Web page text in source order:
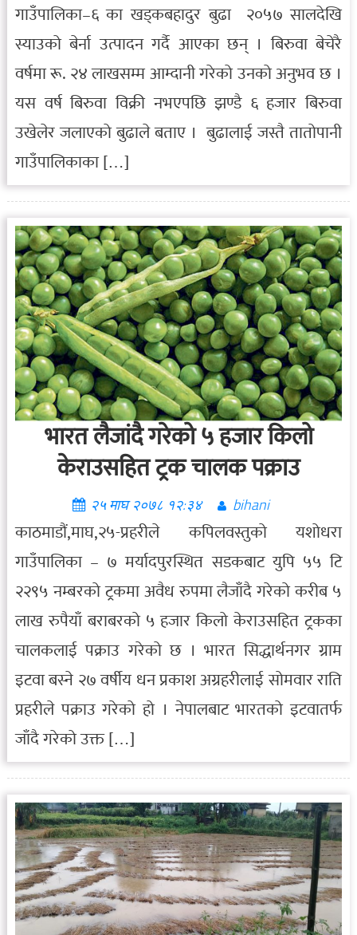
गाउँपालिका–६ का खड्कबहादुर बुढा २०५७ सालदेखि
स्याउको बेर्ना उत्पादन गर्दै आएका छन् । बिरुवा बेचेरै
वर्षमा रू. २४ लाखसम्म आम्दानी गरेको उनको अनुभव छ ।
यस वर्ष बिरुवा विक्री नभएपछि झण्डै ६ हजार बिरुवा
उखेलेर जलाएको बुढाले बताए । बुढालाई जस्तै तातोपानी
गाउँपालिकाका […]
भारत लैजांदै गरेको ५ हजार किलो
केराउसहित ट्रक चालक पक्राउ
२५ माघ २०७८ १२:३४ bihani
काठमाडौं,माघ,२५-प्रहरीले कपिलवस्तुको यशोधरा
गाउँपालिका – ७ मर्यादपुरस्थित सडकबाट युपि ५५ टि
२२९५ नम्बरको ट्रकमा अवैध रुपमा लैजाँदै गरेको करीब ५
लाख रुपैयाँ बराबरको ५ हजार किलो केराउसहित ट्रकका
चालकलाई पक्राउ गरेको छ । भारत सिद्धार्थनगर ग्राम
इटवा बस्ने २७ वर्षीय धन प्रकाश अग्रहरीलाई सोमवार राति
प्रहरीले पक्राउ गरेको हो । नेपालबाट भारतको इटवातर्फ
जाँदै गरेको उक्त […]